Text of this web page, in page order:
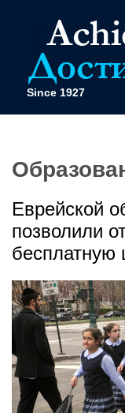
Since 1927
Еврейской
позволили
бесплатную